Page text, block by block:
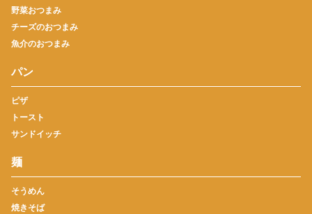
野菜おつまみ
チーズのおつまみ
魚介のおつまみ
パン
ピザ
トースト
サンドイッチ
麺
そうめん
焼きそば